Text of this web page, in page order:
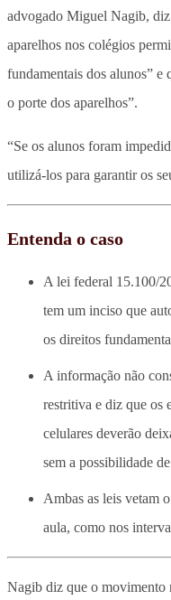
advogado Miguel Nagib,
aparelhos nos colégios
fundamentais dos alunos” e
o porte dos aparelhos”.
“Se os alunos foram
utilizá-los para garantir os
Entenda o caso
A lei federal 15.100/
tem um inciso que
os direitos
A informação não
restritiva e diz que os
celulares deverão
sem a possibilidade
Ambas as leis vetam
aula, como nos
Nagib diz que o movimento